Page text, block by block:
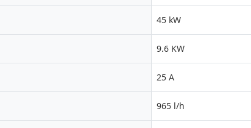
45 kW
9.6 KW
25 A
965 l/h